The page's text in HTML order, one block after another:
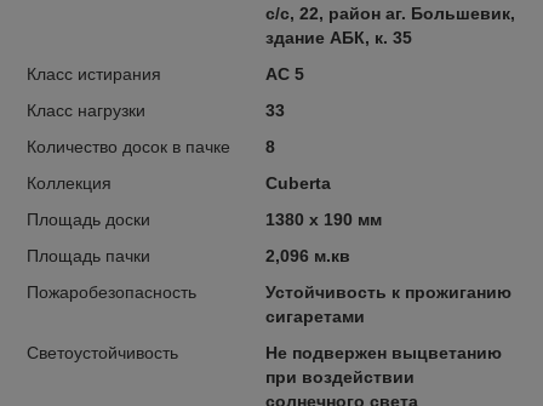
с/с, 22, район аг. Большевик,
здание АБК, к. 35
Класс истирания
AC 5
Класс нагрузки
33
Количество досок в пачке
8
Коллекция
Cuberta
Площадь доски
1380 x 190 мм
Площадь пачки
2,096 м.кв
Пожаробезопасность
Устойчивость к прожиганию
сигаретами
Светоустойчивость
Не подвержен выцветанию
при воздействии
солнечного света